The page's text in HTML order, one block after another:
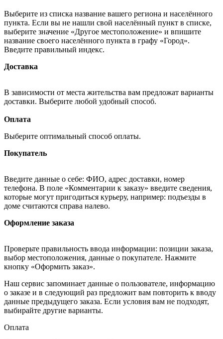
Выберите из списка название вашего региона и населённого
пункта. Если вы не нашли свой населённый пункт в списке,
выберите значение «Другое местоположение» и впишите
название своего населённого пункта в графу «Город».
Введите правильный индекс.
Доставка
В зависимости от места жительства вам предложат варианты
доставки. Выберите любой удобный способ.
Оплата
Выберите оптимальный способ оплаты.
Покупатель
Введите данные о себе: ФИО, адрес доставки, номер
телефона. В поле «Комментарии к заказу» введите сведения,
которые могут пригодиться курьеру, например: подъезды в
доме считаются справа налево.
Оформление заказа
Проверьте правильность ввода информации: позиции заказа,
выбор местоположения, данные о покупателе. Нажмите
кнопку «Оформить заказ».
Наш сервис запоминает данные о пользователе, информацию
о заказе и в следующий раз предложит вам повторить к вводу
данные предыдущего заказа. Если условия вам не подходят,
выбирайте другие варианты.
Оплата